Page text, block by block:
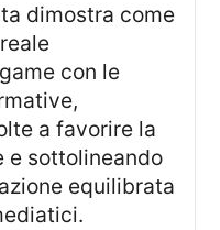
dimostra come
con le
a favorire la
e sottolineando
equilibrata